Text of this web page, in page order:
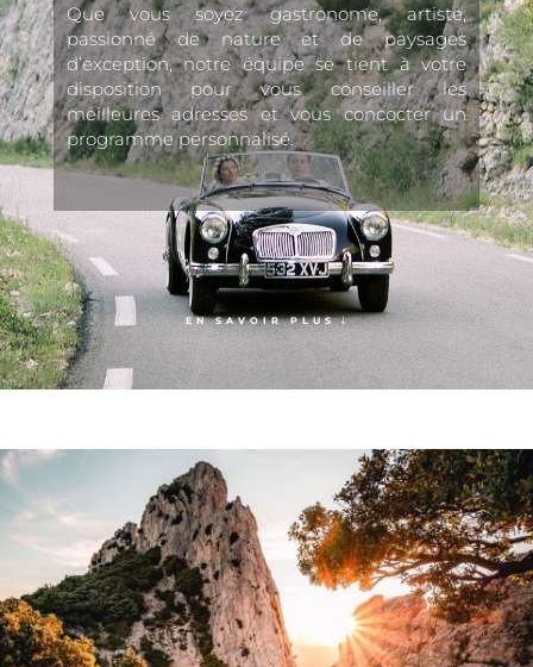
Que vous soyez gastronome, artiste,
passionné de nature et de paysages
d’exception, notre équipe se tient à votre
disposition pour vous conseiller les
meilleures adresses et vous concocter un
programme personnalisé.
EN SAVOIR PLUS